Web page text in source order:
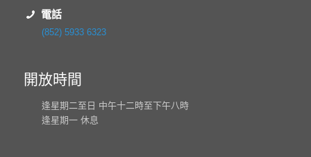
電話
(852) 5933 6323
開放時間
逢星期二至日 中午十二時至下午八時
逢星期一 休息